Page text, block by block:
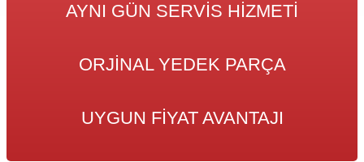
AYNI GÜN SERVIS HIZMETI
ORJINAL YEDEK PARÇA
UYGUN FIYAT AVANTAJI